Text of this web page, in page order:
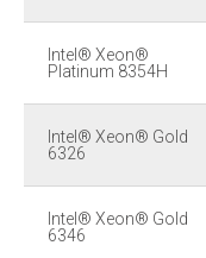
Intel® Xeon®
Platinum 8354H
Intel® Xeon® Gold
6326
Intel® Xeon® Gold
6346